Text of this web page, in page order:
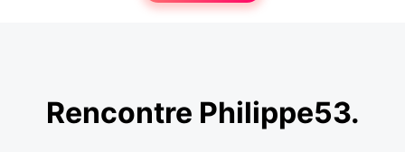
Rencontre Philippe53.